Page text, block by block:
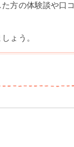
方の体験談や口コ
ょう。